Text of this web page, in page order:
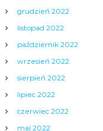
grudzień 2022
listopad 2022
październik 2022
wrzesień 2022
sierpień 2022
lipiec 2022
czerwiec 2022
maj 2022